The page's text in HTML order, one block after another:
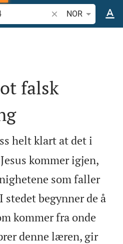
Søk bibelvers eller
NOR
falsk
helt klart at det i
kommer igjen,
som faller
stedet begynner de å
kommer fra onde
denne læren, gir